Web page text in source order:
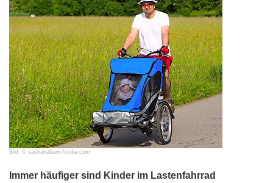
Bild: © sashahaltam-fotolia.com
Immer häufiger sind Kinder im Lastenfahrrad